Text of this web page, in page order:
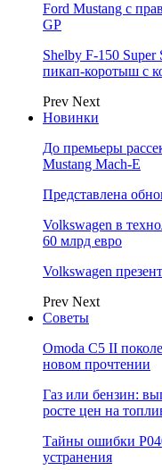
Ford Mustang с
GP
Shelby F-150
пикап-коротыш с
Prev Next
Новинки
До премьеры
Mustang Mach-E
Представлена
Volkswagen в
60 млрд евро
Volkswagen
Prev Next
Советы
Omoda C5 II
новом прочтении
Газ или бензин:
росте цен на
Тайны ошибки
устранения